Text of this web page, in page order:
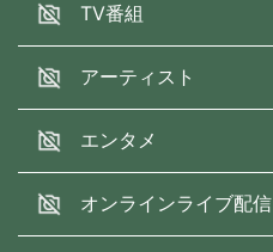
TV番組
アーティスト
エンタメ
オンラインライブ配信